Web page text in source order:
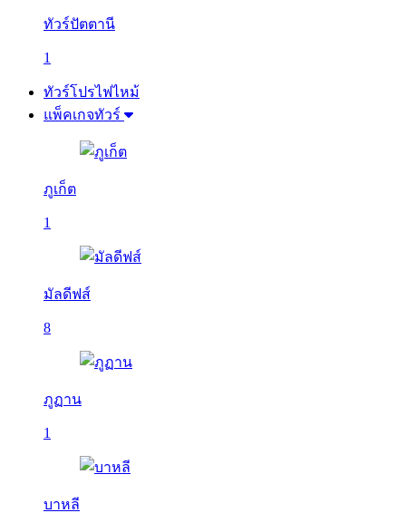
ทัวร์ปัตตานี
1
ทัวร์โปรไฟไหม้
แพ็คเกจทัวร์
ภูเก็ต
1
มัลดีฟส์
8
ภูฏาน
1
บาหลี